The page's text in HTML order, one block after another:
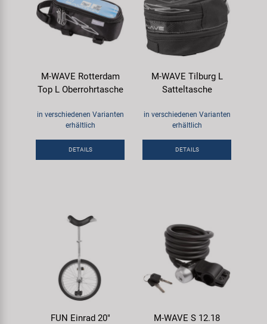
M-WAVE Rotterdam
Top L Oberrohrtasche
in verschiedenen Varianten
erhältlich
DETAILS
M-WAVE Tilburg L
Satteltasche
in verschiedenen Varianten
erhältlich
DETAILS
FUN Einrad 20"
M-WAVE S 12.18